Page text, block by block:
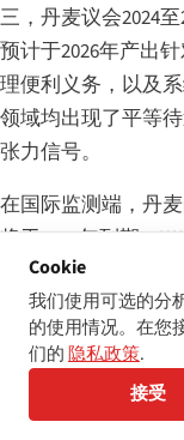
三，丹麦议会2024
预计于2026年产出
理便利义务，以及
领域均出现了平等
张力信号。
在国际监测端，丹
将于2028年到期，
将在下一轮结论性
就2009至2023年执
改革、去机构化和
直接与丹麦公立学
Cookie
我们使用可选的分
的使用情况。在您
们的隐私政策.
接受